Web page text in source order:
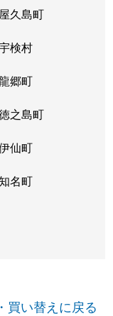
久島町
検村
郷町
之島町
仙町
名町
買い替えに戻る